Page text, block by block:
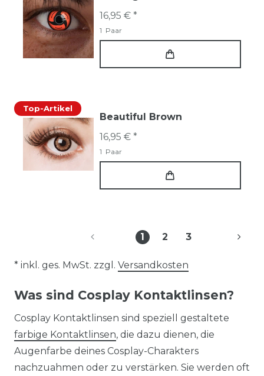
16,95 € *
1 Paar
Top-Artikel
Beautiful Brown
16,95 € *
1 Paar
1 2 3
* inkl. ges. MwSt. zzgl. Versandkosten
Was sind Cosplay Kontaktlinsen?
Cosplay Kontaktlinsen sind speziell gestaltete
farbige Kontaktlinsen, die dazu dienen, die
Augenfarbe deines Cosplay-Charakters
nachzuahmen oder zu verstärken. Sie werden oft